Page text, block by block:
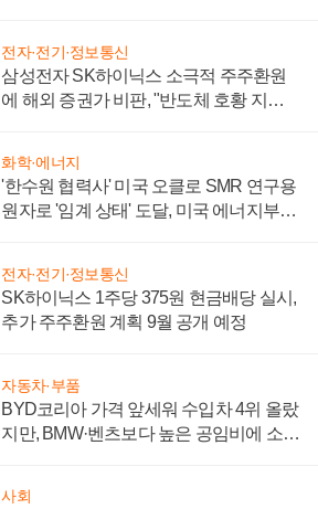
전자·전기·정보통신
삼성전자 SK하이닉스 소극적 주주환원
에 해외 증권가 비판, "반도체 호황 지속
화학·에너지
'한수원 협력사' 미국 오클로 SMR 연구용
원자로 '임계 상태' 도달, 미국 에너지부
전자·전기·정보통신
SK하이닉스 1주당 375원 현금배당 실시,
추가 주주환원 계획 9월 공개 예정
자동차·부품
BYD코리아 가격 앞세워 수입차 4위 올랐
지만, BMW·벤츠보다 높은 공임비에 소비
사회